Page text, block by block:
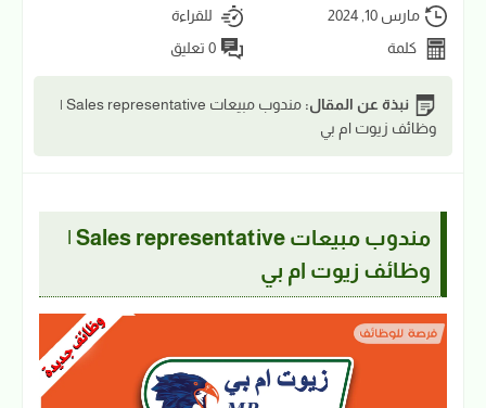
مارس 10, 2024
للقراءة
كلمة
0 تعليق
نبذة عن المقال:
مندوب مبيعات Sales representative |
وظائف زيوت ام بي
مندوب مبيعات Sales representative |
وظائف زيوت ام بي